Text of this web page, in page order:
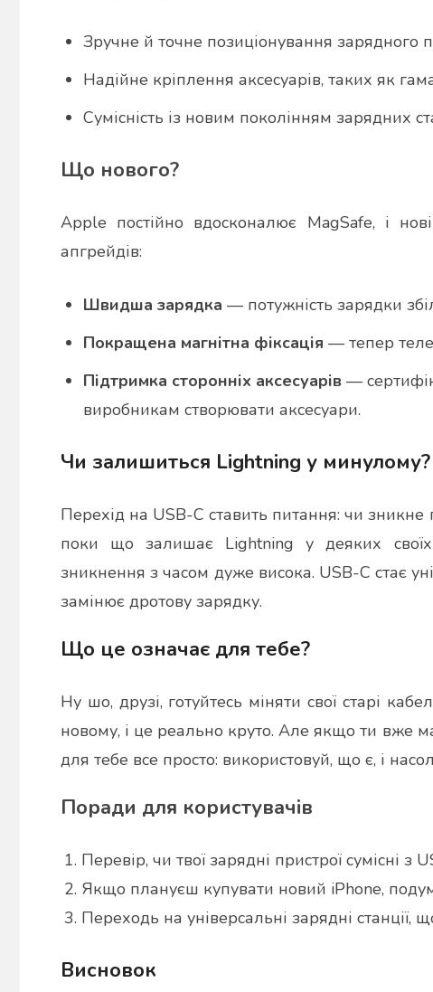
Зручне й точне позиціонування зарядного
Надійне кріплення аксесуарів, таких як
Сумісність із новим поколінням зарядних
Що нового?
Apple постійно вдосконалює MagSafe, і
апгрейдів:
Швидша зарядка — потужність зарядки
Покращена магнітна фіксація — тепер
Підтримка сторонніх аксесуарів —
виробникам створювати аксесуари.
Чи залишиться Lightning у минулому?
Перехід на USB-C ставить питання: чи
поки що залишає Lightning у деяких своїх
зникнення з часом дуже висока. USB-C стає
замінює дротову зарядку.
Що це означає для тебе?
Ну шо, друзі, готуйтесь міняти свої старі
новому, і це реально круто. Але якщо ти вже
для тебе все просто: використовуй, що є, і
Поради для користувачів
Перевір, чи твої зарядні пристрої сумісні з
Якщо плануєш купувати новий iPhone,
Переходь на універсальні зарядні
Висновок